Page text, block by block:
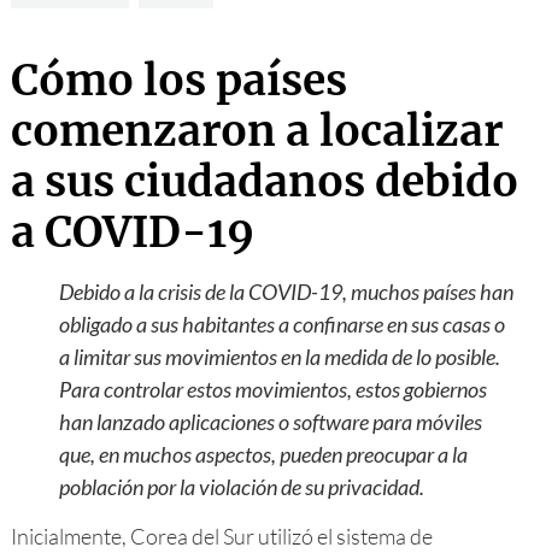
Cómo los países
comenzaron a localizar
a sus ciudadanos debido
a COVID-19
Debido a la crisis de la COVID-19, muchos países han
obligado a sus habitantes a confinarse en sus casas o
a limitar sus movimientos en la medida de lo posible.
Para controlar estos movimientos, estos gobiernos
han lanzado aplicaciones o software para móviles
que, en muchos aspectos, pueden preocupar a la
población por la violación de su privacidad.
Inicialmente, Corea del Sur utilizó el sistema de